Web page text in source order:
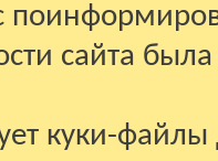
сайта
куки-файлы